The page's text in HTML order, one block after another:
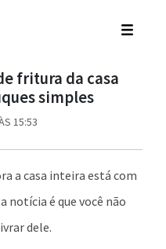
fritura da casa
simples
15:53
a casa inteira está com
notícia é que você não
dele.